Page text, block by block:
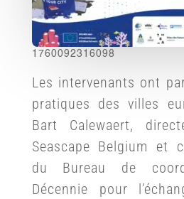
1760092316098
Les intervenants ont
pratiques des villes
Bart Calewaert,
Seascape Belgium et
du Bureau de
Décennie pour